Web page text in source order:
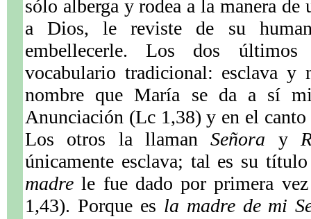
sólo alberga y rodea a la manera
a Dios, le reviste de su
embellecerle. Los dos últimos
vocabulario tradicional: esclava y
nombre que María se da a sí
Anunciación (Lc 1,38) y en el
Los otros la llamanSeñora y
únicamente esclava; tal es su
madre le fue dado por primera
1,43). Porque es la madre de mi